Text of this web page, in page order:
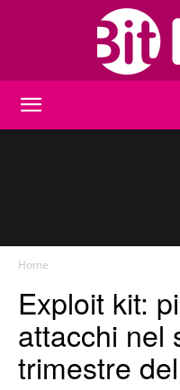
Home
Exploit kit:
attacchi nel
trimestre